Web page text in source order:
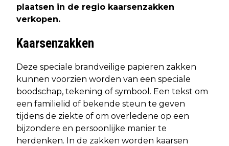
plaatsen in de regio kaarsenzakken
verkopen.
Kaarsenzakken
Deze speciale brandveilige papieren zakken
kunnen voorzien worden van een speciale
boodschap, tekening of symbool. Een tekst om
een familielid of bekende steun te geven
tijdens de ziekte of om overledene op een
bijzondere en persoonlijke manier te
herdenken. In de zakken worden kaarsen